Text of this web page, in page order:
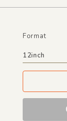
Format
12inch